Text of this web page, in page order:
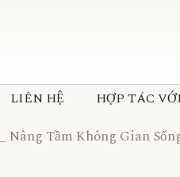
LIÊN HỆ HỢP TÁC
Nâng Tầm Không Gian